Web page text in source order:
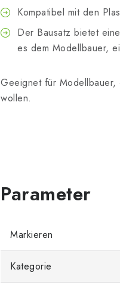
Kompatibel mit den
Der Bausatz bietet
es dem Modellbauer,
Geeignet für
wollen.
Markieren
Kategorie